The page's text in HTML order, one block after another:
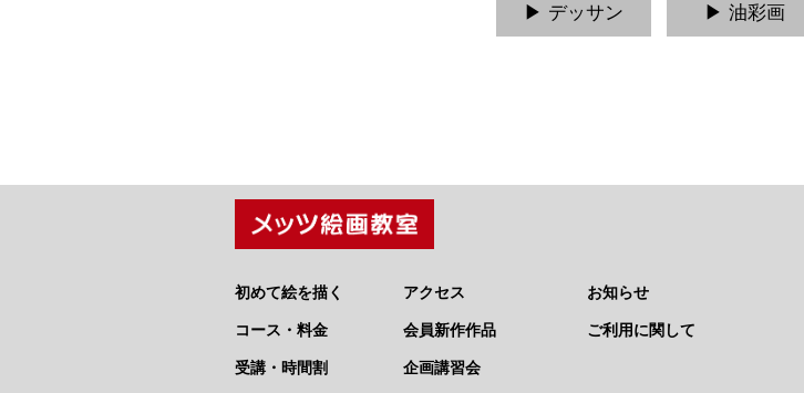
▶︎ デッサン ▶︎ 油彩画
初めて絵を描く
コース・料金
受講・時間割
アクセス
会員新作作品
企画講習会
お知らせ
ご利用に関して